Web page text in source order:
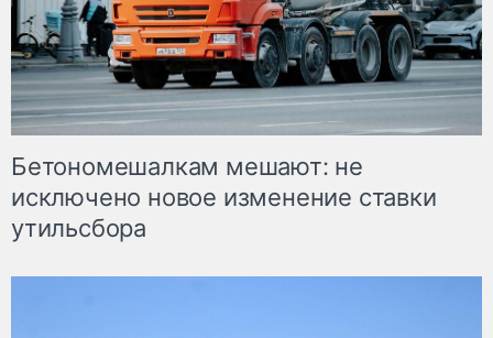
Бетономешалкам мешают: не
исключено новое изменение ставки
утильсбора